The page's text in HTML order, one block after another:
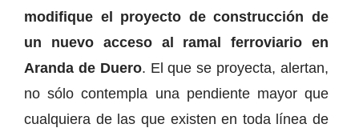
modifique el proyecto de construcción de
un nuevo acceso al ramal ferroviario en
Aranda de Duero. El que se proyecta, alertan,
no sólo contempla una pendiente mayor que
cualquiera de las que existen en toda línea de